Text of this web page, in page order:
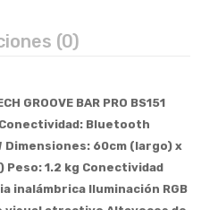
Valoraciones (0)
GROOVE BAR PRO BS151
Conectividad: Bluetooth
Dimensiones: 60cm (largo) x
Peso: 1.2 kg Conectividad
inalámbrica Iluminación RGB